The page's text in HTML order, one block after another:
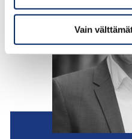
Vain